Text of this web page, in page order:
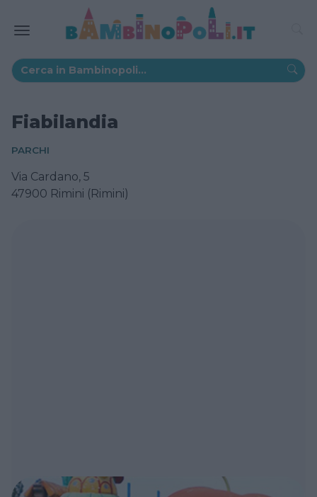
Fiabilandia
PARCHI
Via Cardano, 5
47900 Rimini (Rimini)